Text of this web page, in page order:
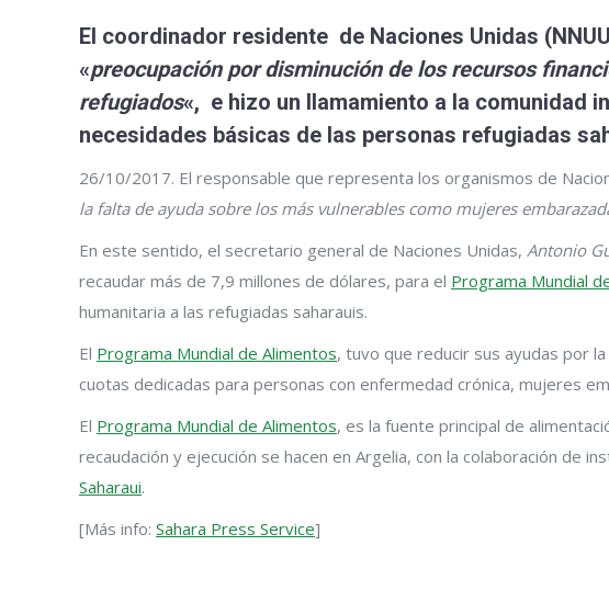
El coordinador residente de Naciones Unidas
«preocupación por disminución de los recursos
refugiados«, e hizo un llamamiento a la comunidad
necesidades básicas de las personas refugiadas
26/10/2017. El responsable que representa los organismos de
la falta de ayuda sobre los más vulnerables como mujeres
En este sentido, el secretario general de Naciones Unidas, Antonio
recaudar más de 7,9 millones de dólares, para el Programa Mundial
humanitaria a las refugiadas saharauis.
El Programa Mundial de Alimentos, tuvo que reducir sus ayudas por
cuotas dedicadas para personas con enfermedad crónica, mujeres
El Programa Mundial de Alimentos, es la fuente principal de
recaudación y ejecución se hacen en Argelia, con la colaboración de
Saharaui.
[Más info: Sahara Press Service]